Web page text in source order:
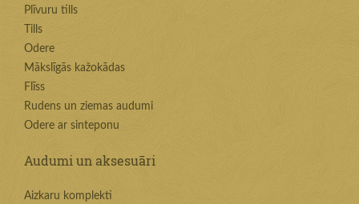
Plīvuru tills
Tills
Odere
Mākslīgās kažokādas
Flīss
Rudens un ziemas audumi
Odere ar sinteponu
Audumi un aksesuāri
Aizkaru komplekti